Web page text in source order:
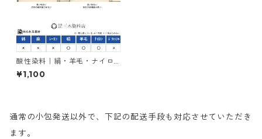
酸性染料｜絹・羊毛・ナイロ
ンを染める｜20g｜アンスラ
センレット3BN（深みのある赤
¥1,100
通常の小包発送以外で、下記の配送手段も対応させていただき
ます。